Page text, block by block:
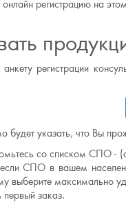
регистрацию на
регистрации
будет указать, что Вы
со списком СПО -
СПО в вашем
максимально
первый заказ.